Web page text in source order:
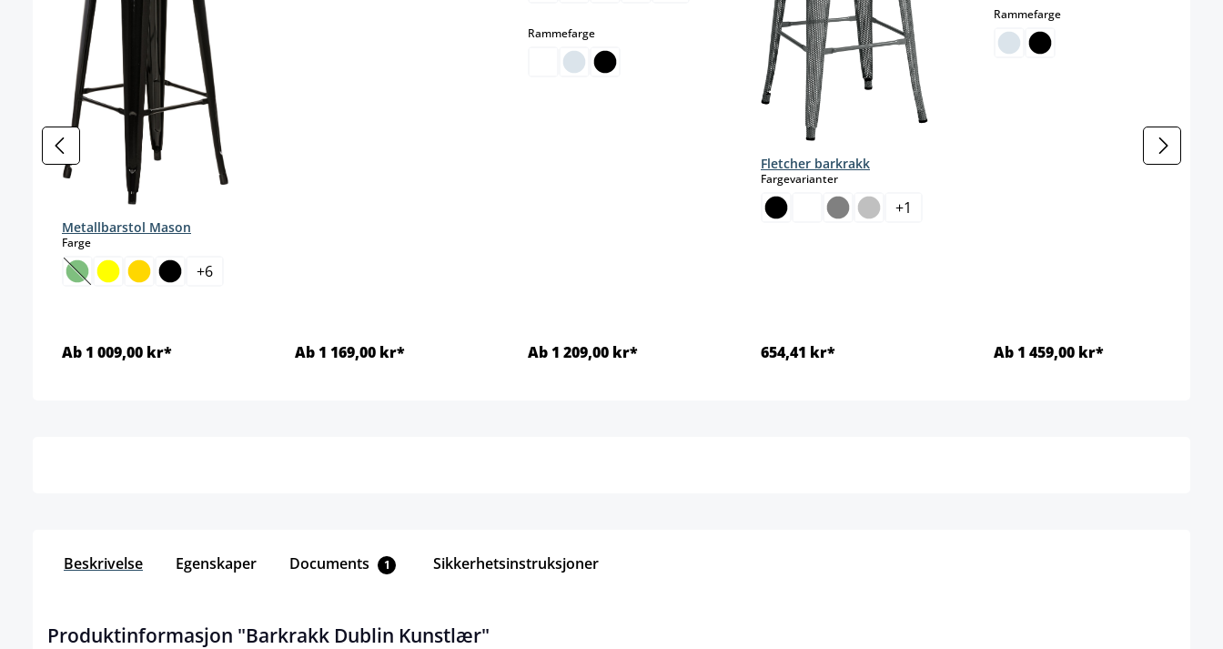
Metallbarstol Mason
Fargeselect
(Dette alternativet er foreløpig ikke tilgjengelig.)
+6
Ab 1 009,00 kr* Ab 1 169,00 kr*
Rammefargeselect
Ab 1 209,00 kr*
Fletcher barkrakk
Fargevarianterselect
+1
654,41 kr*
Rammefargeselect
Ab 1 459,00 kr*
Beskrivelse Egenskaper Documents 1 Sikkerhetsinstruksjoner
Produktinformasjon "Barkrakk Dublin Kunstlær"